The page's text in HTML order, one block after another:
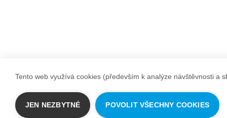
Tento web využívá cookies (především k analýze návštěvnosti a
JEN NEZBYTNÉ POVOLIT VŠECHNY COOKIES